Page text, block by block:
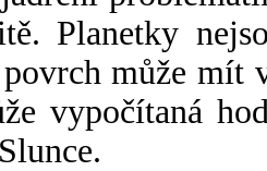
Planetky
může mít
vypočítaná